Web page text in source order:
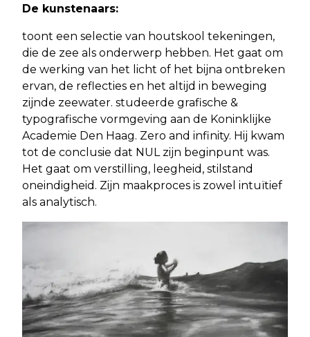
De kunstenaars:
toont een selectie van houtskool tekeningen,
die de zee als onderwerp hebben. Het gaat om
de werking van het licht of het bijna ontbreken
ervan, de reflecties en het altijd in beweging
zijnde zeewater. studeerde grafische &
typografische vormgeving aan de Koninklijke
Academie Den Haag. Zero and infinity. Hij kwam
tot de conclusie dat NUL zijn beginpunt was.
Het gaat om verstilling, leegheid, stilstand
oneindigheid. Zijn maakproces is zowel intuïtief
als analytisch.